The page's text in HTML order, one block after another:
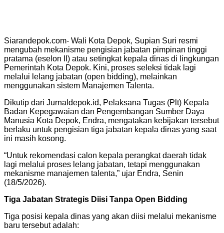
Siarandepok.com- Wali Kota Depok, Supian Suri resmi
mengubah mekanisme pengisian jabatan pimpinan tinggi
pratama (eselon II) atau setingkat kepala dinas di lingkungan
Pemerintah Kota Depok. Kini, proses seleksi tidak lagi
melalui lelang jabatan (open bidding), melainkan
menggunakan sistem Manajemen Talenta.
Dikutip dari Jurnaldepok.id, Pelaksana Tugas (Plt) Kepala
Badan Kepegawaian dan Pengembangan Sumber Daya
Manusia Kota Depok, Endra, mengatakan kebijakan tersebut
berlaku untuk pengisian tiga jabatan kepala dinas yang saat
ini masih kosong.
“Untuk rekomendasi calon kepala perangkat daerah tidak
lagi melalui proses lelang jabatan, tetapi menggunakan
mekanisme manajemen talenta,” ujar Endra, Senin
(18/5/2026).
Tiga Jabatan Strategis Diisi Tanpa Open Bidding
Tiga posisi kepala dinas yang akan diisi melalui mekanisme
baru tersebut adalah: